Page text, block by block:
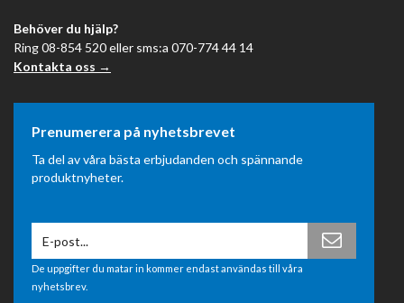
Behöver du hjälp?
Ring 08-854 520 eller sms:a 070-774 44 14
Kontakta oss →
Prenumerera på nyhetsbrevet
Ta del av våra bästa erbjudanden och spännande
produktnyheter.
De uppgifter du matar in kommer endast användas till våra
nyhetsbrev.